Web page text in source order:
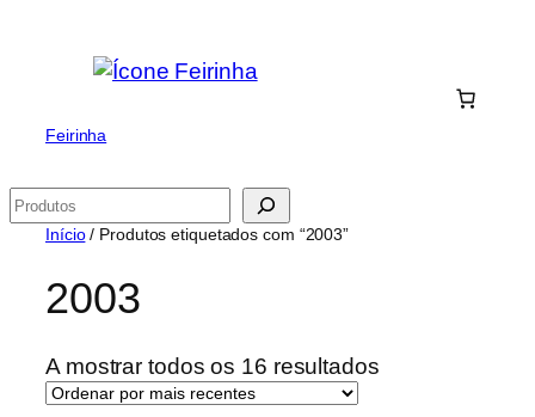
Feirinha
Pesquisar
Início/ Produtos etiquetados com “2003”
2003
A mostrar todos os 16 resultadosOrdenado